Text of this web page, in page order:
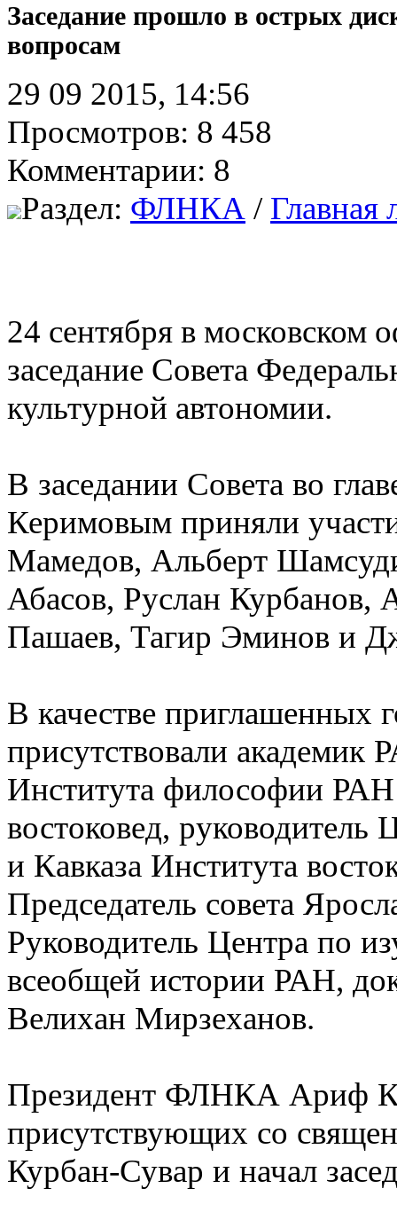
Заседание прошло в острых
вопросам
29 09 2015, 14:56
Просмотров: 8 458
Комментарии: 8
Раздел: ФЛНКА / Главная
24 сентября в
заседание Совета
культурной автономии.
В заседании Совета во
Керимовым приняли
Мамедов, Альберт
Абасов, Руслан
Пашаев, Тагир Эминов и
В качестве приглашенных
присутствовали академик
Института философии
востоковед,
и Кавказа Института
Председатель совета
Руководитель Центра по
всеобщей истории РАН,
Велихан Мирзеханов.
Президент ФЛНКА Ариф
присутствующих со
Курбан-Сувар и начал